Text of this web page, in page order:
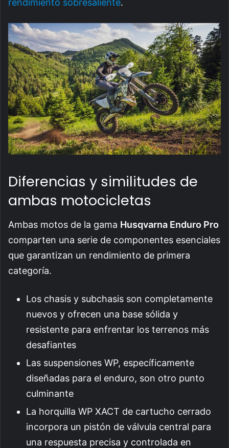
rendimiento sobresaliente.
Diferencias y similitudes de
ambas motocicletas
Ambas motos de la gama Husqvarna Enduro Pro
comparten una serie de componentes esenciales
que garantizan un rendimiento de primera
categoría.
Los chasis y subchasis son completamente
nuevos y ofrecen una base sólida y
resistente para enfrentar los terrenos más
desafiantes
Las suspensiones WP, específicamente
diseñadas para el enduro, son otro punto
culminante
La horquilla WP XACT de cartucho cerrado
incorpora un pistón de válvula central para
una respuesta precisa y controlada en